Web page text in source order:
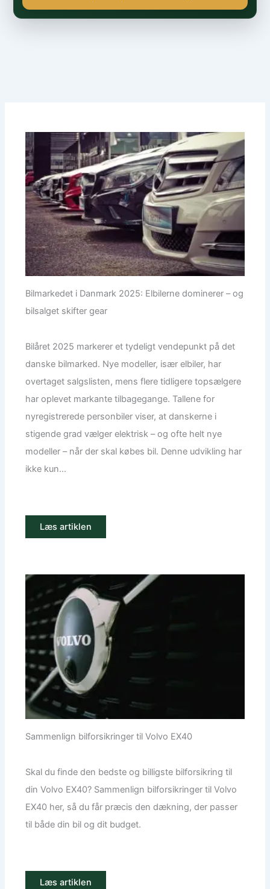
Bilmarkedet i Danmark 2025: Elbilerne dominerer – og
bilsalget skifter gear
Bilåret 2025 markerer et tydeligt vendepunkt på det
danske bilmarked. Nye modeller, især elbiler, har
overtaget salgslisten, mens flere tidligere topsælgere
har oplevet markante tilbagegange. Tallene for
nyregistrerede personbiler viser, at danskerne i
stigende grad vælger elektrisk – og ofte helt nye
modeller – når der skal købes bil. Denne udvikling har
ikke kun...
Læs artiklen
Sammenlign bilforsikringer til Volvo EX40
Skal du finde den bedste og billigste bilforsikring til
din Volvo EX40? Sammenlign bilforsikringer til Volvo
EX40 her, så du får præcis den dækning, der passer
til både din bil og dit budget.
Læs artiklen